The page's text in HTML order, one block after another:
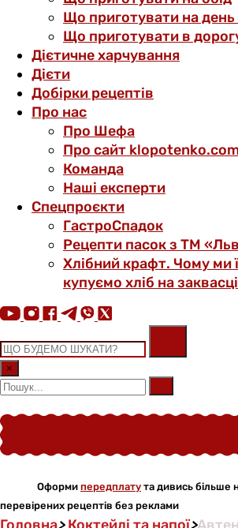
Що приготувати на
Що приготувати в
Дієтичне харчування
Дієти
Добірки рецептів
Про нас
Про Шефа
Про сайт
Команда
Наші експерти
Спецпроєкти
ГастроСпадок
Рецепти пасок з ТМ
Хлібний крафт. Чому ми
купуємо хліб на заквасці
×
Оформи передплату та дивись більше
перевірених рецептів без реклами